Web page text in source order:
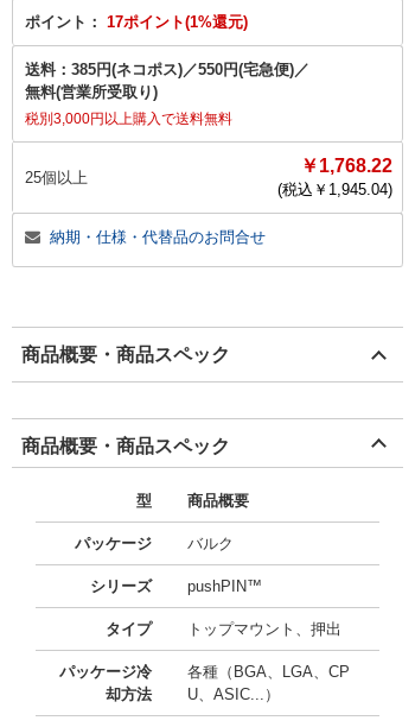
ポイント： 17ポイント(1%還元)
送料： 385円(ネコポス)／550円(宅急便)／
無料(営業所受取り)
税別3,000円以上購入で送料無料
25個以上
￥1,768.22
(税込￥ 1,945.04)
納期・仕様・代替品のお問合せ
商品概要・商品スペック
商品概要・商品スペック
型 商品概要
パッケージ バルク
シリーズ pushPIN™
タイプ トップマウント、押出
パッケージ冷
却方法
各種（BGA、LGA、CP
U、ASIC...）